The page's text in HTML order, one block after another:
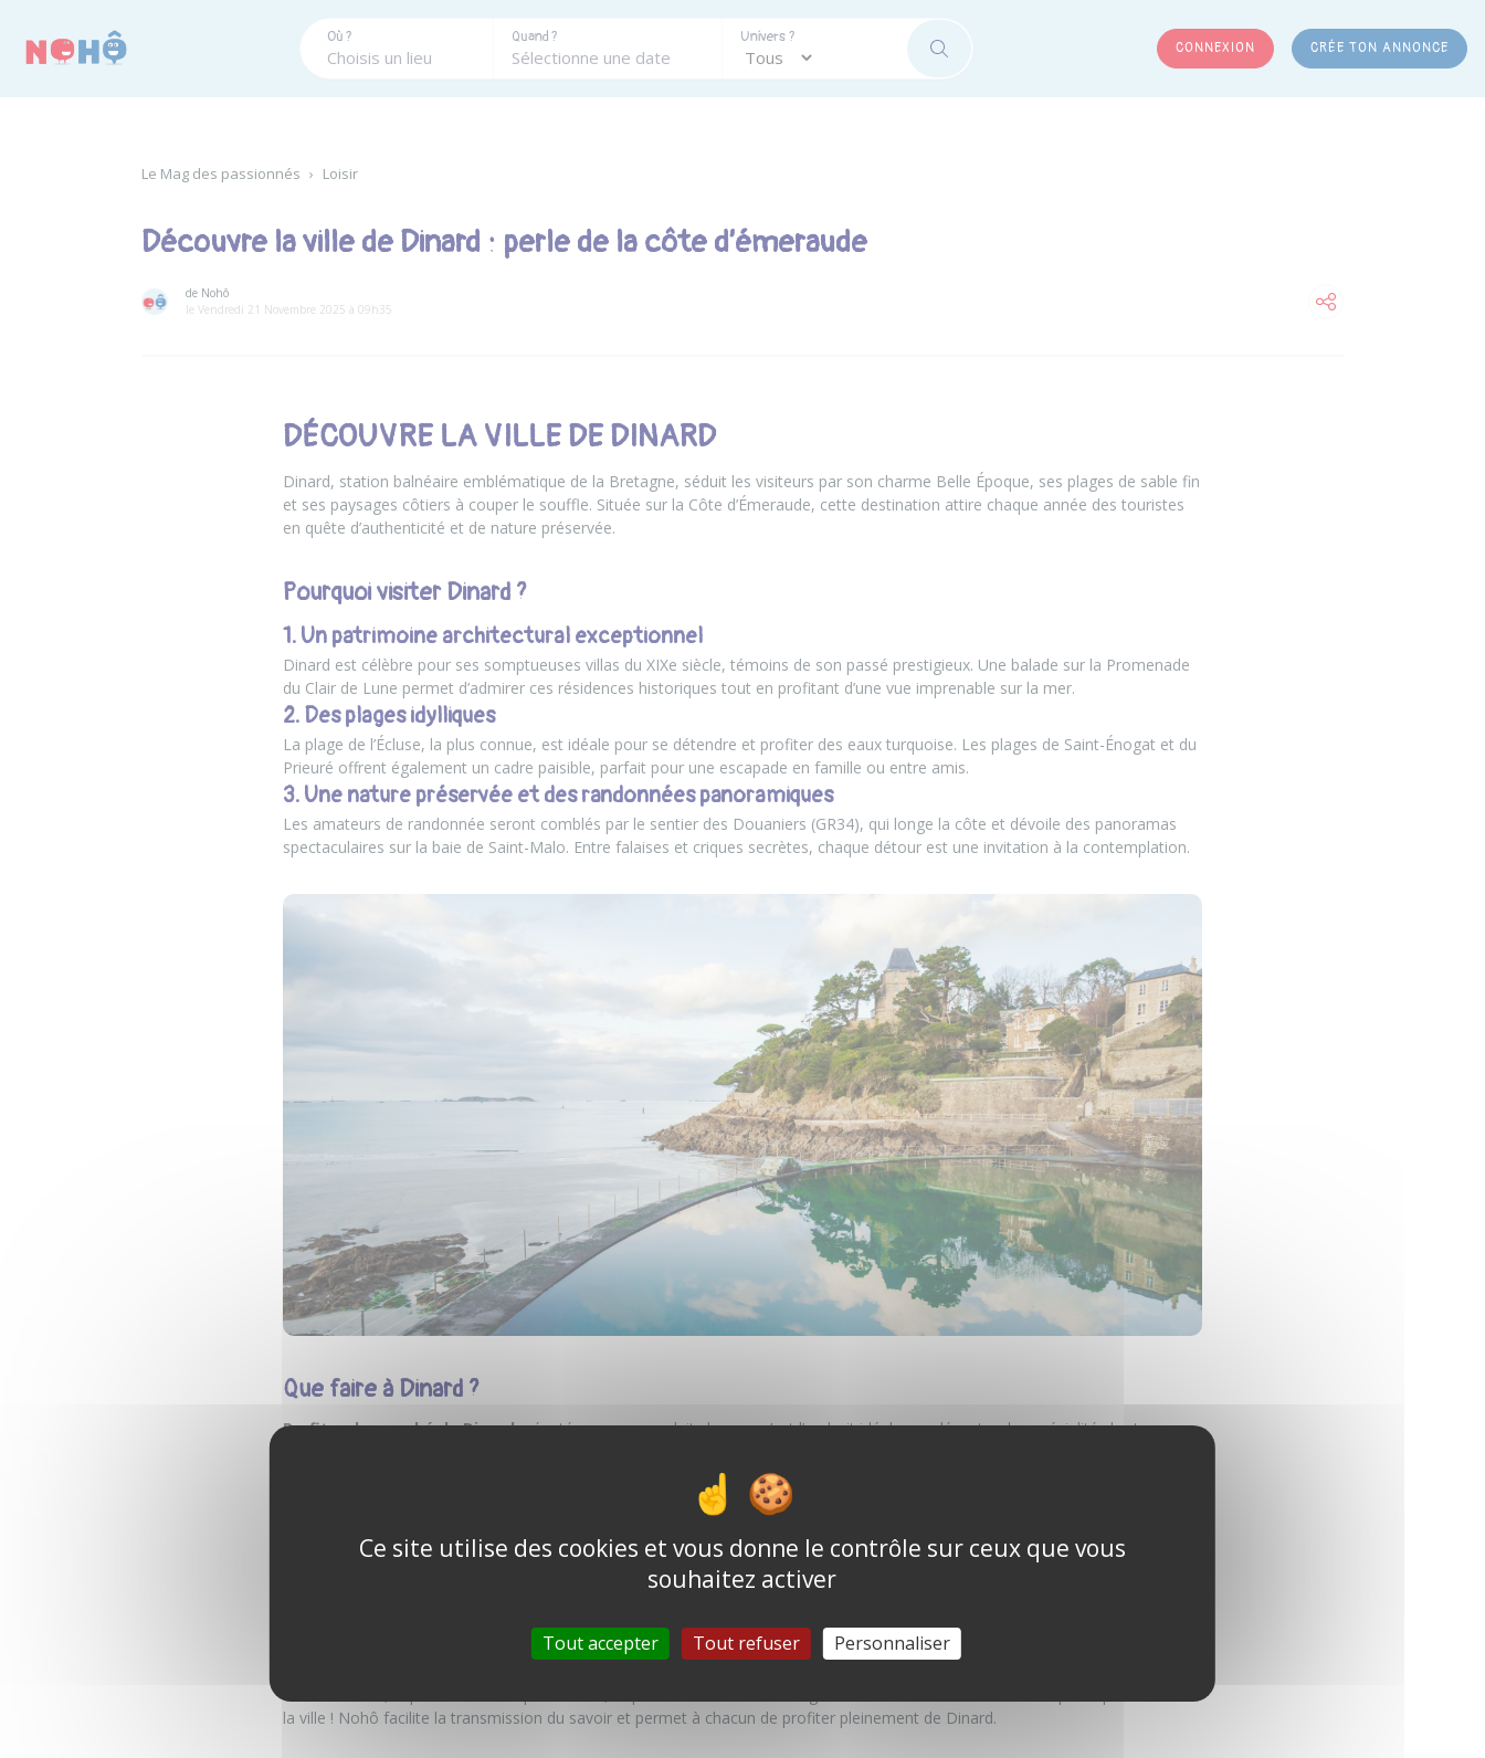
Où ? Quand ? Univers ?
RECHERCHER CONNEXION CRÉE TON ANNONCE
Le Mag des passionnés › Loisir
Découvre la ville de Dinard : perle de la côte d’émeraude
de Nohô
le Vendredi 21 Novembre 2025 à 09h35
DÉCOUVRE LA VILLE DE DINARD
Dinard, station balnéaire emblématique de la Bretagne, séduit les visiteurs par son charme Belle Époque, ses plages de sable fin
et ses paysages côtiers à couper le souffle. Située sur la Côte d’Émeraude, cette destination attire chaque année des touristes
en quête d’authenticité et de nature préservée.
Pourquoi visiter Dinard ?
1. Un patrimoine architectural exceptionnel
Dinard est célèbre pour ses somptueuses villas du XIXe siècle, témoins de son passé prestigieux. Une balade sur la Promenade
du Clair de Lune permet d’admirer ces résidences historiques tout en profitant d’une vue imprenable sur la mer.
2. Des plages idylliques
La plage de l’Écluse, la plus connue, est idéale pour se détendre et profiter des eaux turquoise. Les plages de Saint-Énogat et du
Prieuré offrent également un cadre paisible, parfait pour une escapade en famille ou entre amis.
3. Une nature préservée et des randonnées panoramiques
Les amateurs de randonnée seront comblés par le sentier des Douaniers (GR34), qui longe la côte et dévoile des panoramas
spectaculaires sur la baie de Saint-Malo. Entre falaises et criques secrètes, chaque détour est une invitation à la contemplation.
Que faire à Dinard ?
Profiter du marché de Dinard: réputé pour ses produits locaux, c’est l’endroit idéal pour déguster des spécialités bretonnes
: un événement incontournable qui met en lumière le meilleur du cinéma
: partez en excursion vers les îles Chausey ou le cap Fréhel pour une aventure maritime inoubliable.
Pourquoi partager son savoir sur Dinard ?
Découvrir les lieux emblématiques de Dinard, c’est bien, mais partager tes expériences et recommandations, c’est encore mieux
! En transmettant tes connaissances sur les coins secrets, les meilleures adresses et les anecdotes locales, tu contribues à faire
Grâce à
la ville ! Nohô facilite la transmission du savoir et permet à chacun de profiter pleinement de Dinard.
Ce site utilise des cookies et vous donne le contrôle sur ceux que vous
souhaitez activer
Tout accepter Tout refuser Personnaliser